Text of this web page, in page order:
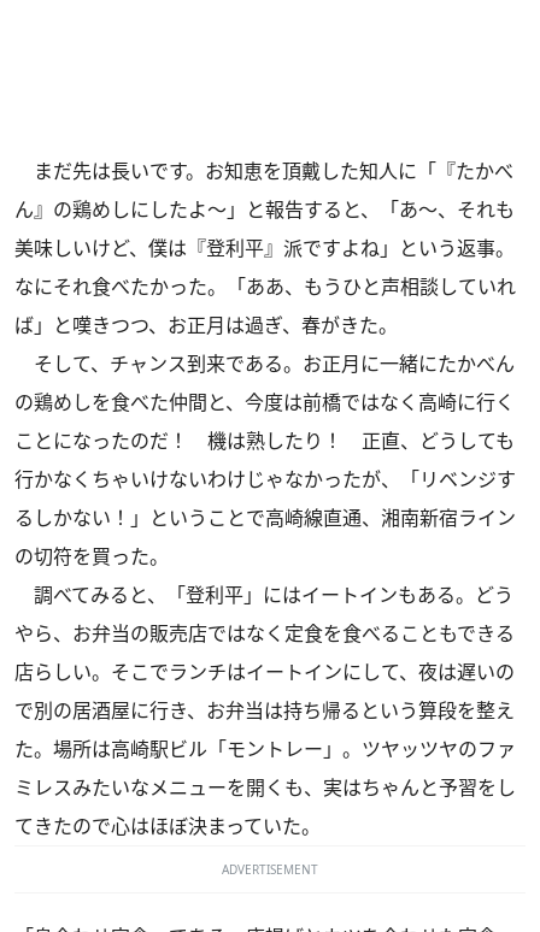
まだ先は長いです。お知恵を頂戴した知人に「『たかべ
ん』の鶏めしにしたよ～」と報告すると、「あ～、それも
美味しいけど、僕は『登利平』派ですよね」という返事。
なにそれ食べたかった。「ああ、もうひと声相談していれ
ば」と嘆きつつ、お正月は過ぎ、春がきた。
そして、チャンス到来である。お正月に一緒にたかべん
の鶏めしを食べた仲間と、今度は前橋ではなく高崎に行く
ことになったのだ！ 機は熟したり！ 正直、どうしても
行かなくちゃいけないわけじゃなかったが、「リベンジす
るしかない！」ということで高崎線直通、湘南新宿ライン
の切符を買った。
調べてみると、「登利平」にはイートインもある。どう
やら、お弁当の販売店ではなく定食を食べることもできる
店らしい。そこでランチはイートインにして、夜は遅いの
で別の居酒屋に行き、お弁当は持ち帰るという算段を整え
た。場所は高崎駅ビル「モントレー」。ツヤッツヤのファ
ミレスみたいなメニューを開くも、実はちゃんと予習をし
てきたので心はほぼ決まっていた。
ADVERTISEMENT